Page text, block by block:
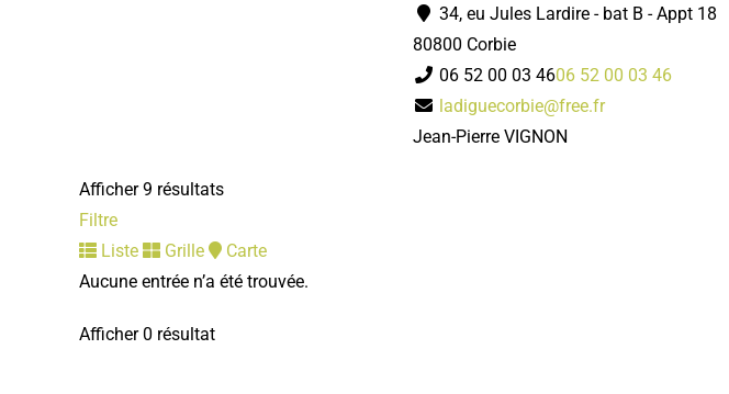
34, eu Jules Lardire - bat B - Appt 18
80800 Corbie
06 52 00 03 4606 52 00 03 46
ladiguecorbie@free.fr
Jean-Pierre VIGNON
Afficher 9 résultats
Filtre
Liste
Grille
Carte
Aucune entrée n’a été trouvée.
Afficher 0 résultat